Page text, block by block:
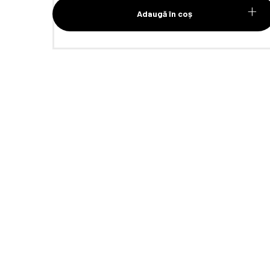
Adaugă în coș